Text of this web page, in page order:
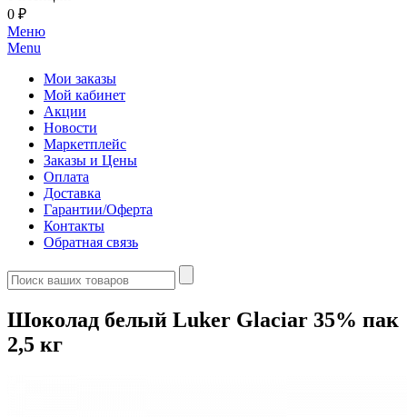
0 ₽
Меню
Menu
Мои заказы
Мой кабинет
Акции
Новости
Маркетплейс
Заказы и Цены
Оплата
Доставка
Гарантии/Оферта
Контакты
Обратная связь
Шоколад белый Luker Glaciar 35% пак
2,5 кг